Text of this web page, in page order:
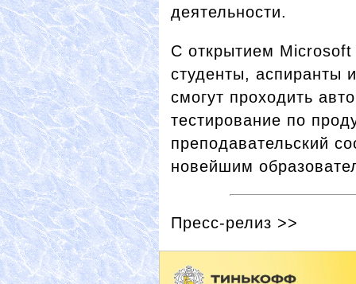
деятельности.
С открытием
студенты, аспиранты
смогут проходить
тестирование по
преподавательский
новейшим
Пресс-релиз >>